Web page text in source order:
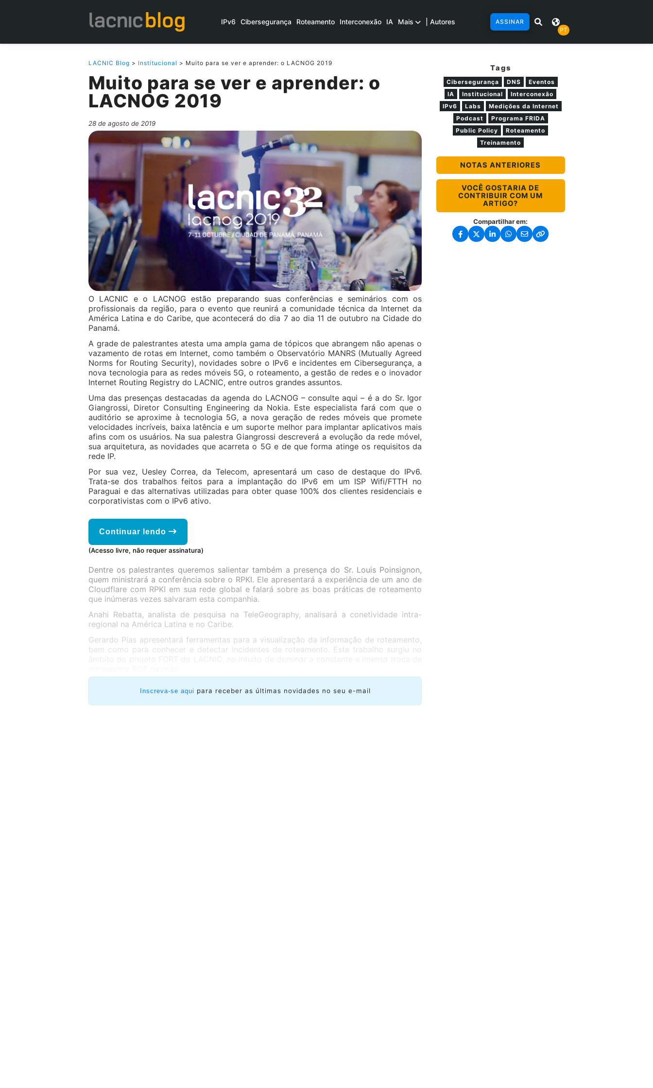
IPv6 Cibersegurança Roteamento Interconexão IA Mais | Autores
ASSINAR
PT
LACNIC Blog > Institucional > Muito para se ver e aprender: o LACNOG 2019
Muito para se ver e aprender: o
LACNOG 2019
28 de agosto de 2019
O LACNIC e o LACNOG estão preparando suas conferências e seminários com os
profissionais da região, para o evento que reunirá a comunidade técnica da Internet da
América Latina e do Caribe, que acontecerá do dia 7 ao dia 11 de outubro na Cidade do
Panamá.
A grade de palestrantes atesta uma ampla gama de tópicos que abrangem não apenas o
vazamento de rotas em Internet, como também o Observatório MANRS (Mutually Agreed
Norms for Routing Security), novidades sobre o IPv6 e incidentes em Cibersegurança, a
nova tecnologia para as redes móveis 5G, o roteamento, a gestão de redes e o inovador
Internet Routing Registry do LACNIC, entre outros grandes assuntos.
Uma das presenças destacadas da agenda do LACNOG – consulte aqui – é a do Sr. Igor
Giangrossi, Diretor Consulting Engineering da Nokia. Este especialista fará com que o
auditório se aproxime à tecnologia 5G, a nova geração de redes móveis que promete
velocidades incríveis, baixa latência e um suporte melhor para implantar aplicativos mais
afins com os usuários. Na sua palestra Giangrossi descreverá a evolução da rede móvel,
sua arquitetura, as novidades que acarreta o 5G e de que forma atinge os requisitos da
rede IP.
Por sua vez, Uesley Correa, da Telecom, apresentará um caso de destaque do IPv6.
Trata-se dos trabalhos feitos para a implantação do IPv6 em um ISP Wifi/FTTH no
Paraguai e das alternativas utilizadas para obter quase 100% dos clientes residenciais e
corporativistas com o IPv6 ativo.
Continuar lendo
(Acesso livre, não requer assinatura)
Dentre os palestrantes queremos salientar também a presença do Sr. Louis Poinsignon,
quem ministrará a conferência sobre o RPKI. Ele apresentará a experiência de um ano de
Cloudflare com RPKI em sua rede global e falará sobre as boas práticas de roteamento
que inúmeras vezes salvaram esta companhia.
Anahi Rebatta, analista de pesquisa na TeleGeography, analisará a conetividade intra-
regional na América Latina e no Caribe.
Gerardo Pías apresentará ferramentas para a visualização da informação de roteamento,
bem como para conhecer e detectar incidentes de roteamento. Este trabalho surgiu no
Inscreva-se aqui para receber as últimas novidades no seu e-mail
Tags
Cibersegurança DNS
Eventos
IA
Institucional
Interconexão
IPv6
Labs
Medições da Internet
Podcast
Programa FRIDA
Public Policy
Roteamento
Treinamento
NOTAS ANTERIORES
VOCÊ GOSTARIA DE
CONTRIBUIR COM UM
ARTIGO?
Compartilhar em: